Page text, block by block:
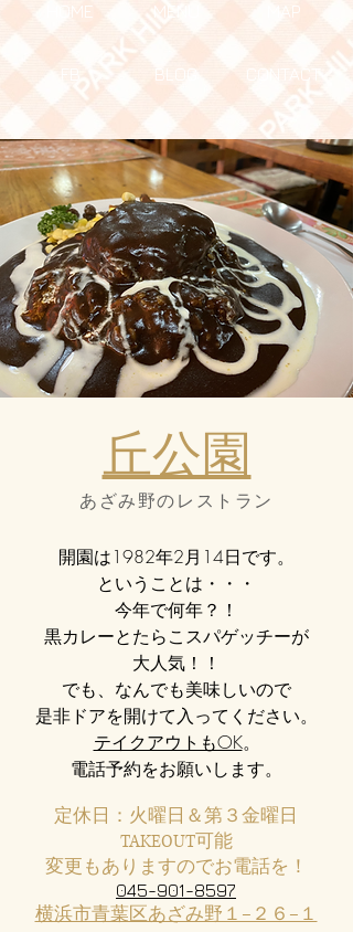
HOME MENU MAP
BLOG CONTACT
丘公園
あざみ野のレストラン
開園は1982年2月14日です。
ということは・・・
今年で何年？！
黒カレーとたらこスパゲッチーが
大人気！！
でも、なんでも美味しいので
是非ドアを開けて入ってください。
テイクアウトもOK。
電話予約をお願いします。
定休日：火曜日＆第３金曜日
​TAKEOUT可能
変更もありますのでお電話を！
045-901-8597
​横浜市青葉区あざみ野１−２６−１